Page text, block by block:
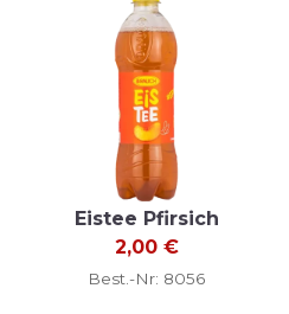
Eistee Pfirsich
2,00 €
Best.-Nr: 8056